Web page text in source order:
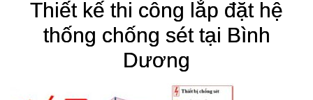
Thiết kế thi công lắp đặt hệ
thống chống sét tại Bình
Dương